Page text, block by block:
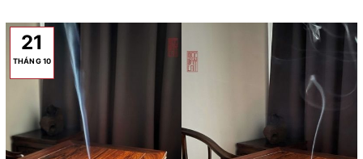
21
THÁNG 10